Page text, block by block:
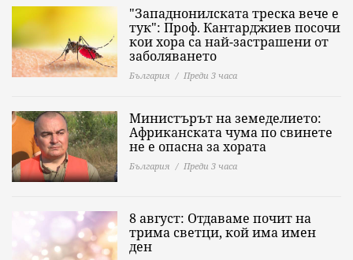
"Западнонилската треска вече е
тук": Проф. Кантарджиев посочи
кои хора са най-застрашени от
заболяването
България Преди 3 часа
Министърът на земеделието:
Африканската чума по свинете
не е опасна за хората
България Преди 3 часа
8 август: Отдаваме почит на
трима светци, кой има имен
ден